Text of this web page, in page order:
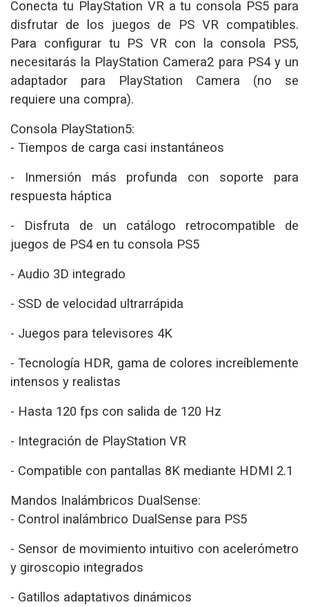
Conecta tu PlayStation VR a tu consola PS5 para
disfrutar de los juegos de PS VR compatibles.
Para configurar tu PS VR con la consola PS5,
necesitarás la PlayStation Camera2 para PS4 y un
adaptador para PlayStation Camera (no se
requiere una compra).
Consola PlayStation5:
- Tiempos de carga casi instantáneos
- Inmersión más profunda con soporte para
respuesta háptica
- Disfruta de un catálogo retrocompatible de
juegos de PS4 en tu consola PS5
- Audio 3D integrado
- SSD de velocidad ultrarrápida
- Juegos para televisores 4K
- Tecnología HDR, gama de colores increíblemente
intensos y realistas
- Hasta 120 fps con salida de 120 Hz
- Integración de PlayStation VR
- Compatible con pantallas 8K mediante HDMI 2.1
Mandos Inalámbricos DualSense:
- Control inalámbrico DualSense para PS5
- Sensor de movimiento intuitivo con acelerómetro
y giroscopio integrados
- Gatillos adaptativos dinámicos